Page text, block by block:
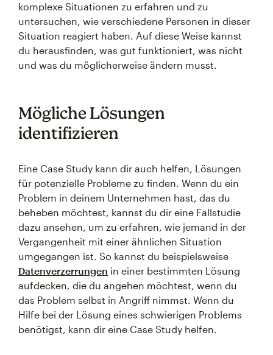
komplexe Situationen zu erfahren und zu
untersuchen, wie verschiedene Personen in dieser
Situation reagiert haben. Auf diese Weise kannst
du herausfinden, was gut funktioniert, was nicht
und was du möglicherweise ändern musst.
Mögliche Lösungen
identifizieren
Eine Case Study kann dir auch helfen, Lösungen
für potenzielle Probleme zu finden. Wenn du ein
Problem in deinem Unternehmen hast, das du
beheben möchtest, kannst du dir eine Fallstudie
dazu ansehen, um zu erfahren, wie jemand in der
Vergangenheit mit einer ähnlichen Situation
umgegangen ist. So kannst du beispielsweise
Datenverzerrungen in einer bestimmten Lösung
aufdecken, die du angehen möchtest, wenn du
das Problem selbst in Angriff nimmst. Wenn du
Hilfe bei der Lösung eines schwierigen Problems
benötigst, kann dir eine Case Study helfen.